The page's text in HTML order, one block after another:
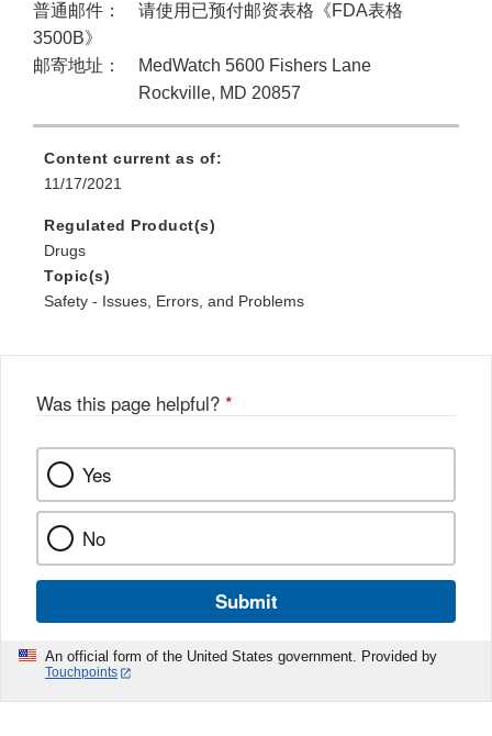
普通邮件： 请使用已预付邮资表格《FDA表格
3500B》
邮寄地址： MedWatch 5600 Fishers Lane
Rockville, MD 20857
Content current as of:
11/17/2021
Regulated Product(s)
Drugs
Topic(s)
Safety - Issues, Errors, and Problems
Was this page helpful? *
Yes
No
Submit
An official form of the United States government. Provided by
Touchpoints